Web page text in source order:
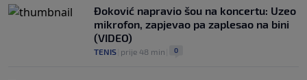
Đoković napravio šou na koncertu: Uzeo
mikrofon, zapjevao pa zaplesao na bini
(VIDEO)
TENIS prije 48 min 0